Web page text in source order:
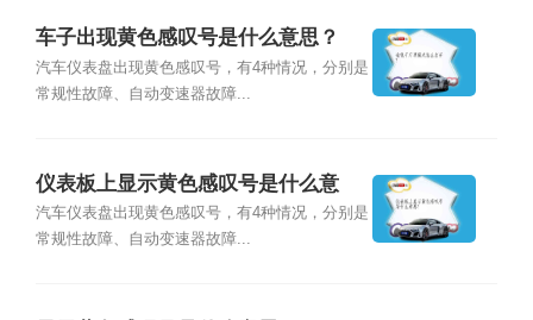
车子出现黄色感叹号是什么意思？
汽车仪表盘出现黄色感叹号，有4种情况，分别是
常规性故障、自动变速器故障...
仪表板上显示黄色感叹号是什么意
思？
汽车仪表盘出现黄色感叹号，有4种情况，分别是
常规性故障、自动变速器故障...